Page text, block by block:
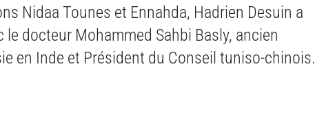
Nidaa Tounes et Ennahda, Hadrien Desuin a
le docteur Mohammed Sahbi Basly, ancien
en Inde et Président du Conseil tuniso-chinois.